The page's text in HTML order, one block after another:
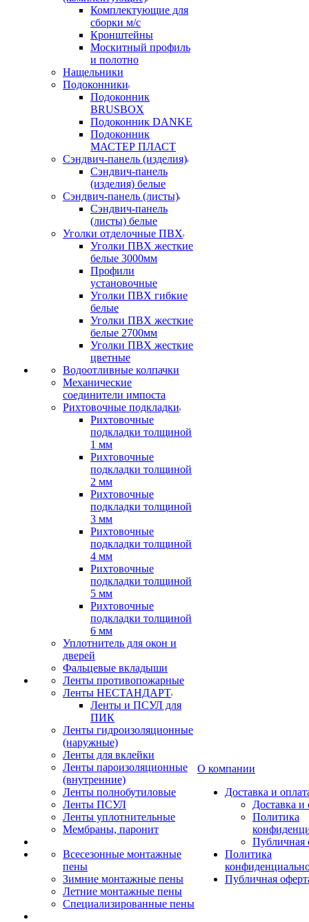
Комплектующие для
сборки м/с
Кронштейны
Москитный профиль
и полотно
Нащельники
Подоконники
Подоконник
BRUSBOX
Подоконник DANKE
Подоконник
МАСТЕР ПЛАСТ
Сэндвич-панель (изделия)
Сэндвич-панель
(изделия) белые
Сэндвич-панель (листы)
Сэндвич-панель
(листы) белые
Уголки отделочные ПВХ
Уголки ПВХ жесткие
белые 3000мм
Профили
установочные
Уголки ПВХ гибкие
белые
Уголки ПВХ жесткие
белые 2700мм
Уголки ПВХ жесткие
цветные
Водоотливные колпачки
Механические
соединители импоста
Рихтовочные подкладки
Рихтовочные
подкладки толщиной
1 мм
Рихтовочные
подкладки толщиной
2 мм
Рихтовочные
подкладки толщиной
3 мм
Рихтовочные
подкладки толщиной
4 мм
Рихтовочные
подкладки толщиной
5 мм
Рихтовочные
подкладки толщиной
6 мм
Уплотнитель для окон и
дверей
Фальцевые вкладыши
Ленты противопожарные
Ленты НЕСТАНДАРТ
Ленты и ПСУЛ для
ПИК
Ленты гидроизоляционные
(наружные)
Ленты для вклейки
Ленты пароизоляционные
(внутренние)
Ленты полнобутиловые
Ленты ПСУЛ
Ленты уплотнительные
Мембраны, паронит
Всесезонные монтажные
пены
Зимние монтажные пены
Летние монтажные пены
Специализированные пены
О компании
Доставка и
Доставка и
Политика
Публичная
Политика
Публичная